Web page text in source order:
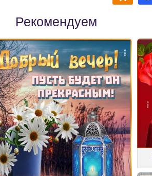
Рекомендуем